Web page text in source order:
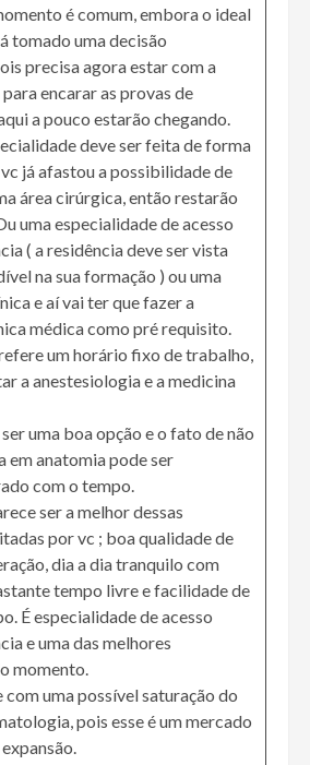
é comum, embora o ideal
tomado uma decisão
precisa agora estar com a
encarar as provas de
a pouco estarão chegando.
deve ser feita de forma
já afastou a possibilidade de
área cirúrgica, então restarão
uma especialidade de acesso
( a residência deve ser vista
na sua formação ) ou uma
e aí vai ter que fazer a
médica como pré requisito.
um horário fixo de trabalho,
a anestesiologia e a medicina
uma boa opção e o fato de não
em anatomia pode ser
com o tempo.
ser a melhor dessas
por vc ; boa qualidade de
dia a dia tranquilo com
tempo livre e facilidade de
É especialidade de acesso
e uma das melhores
momento.
com uma possível saturação do
pois esse é um mercado